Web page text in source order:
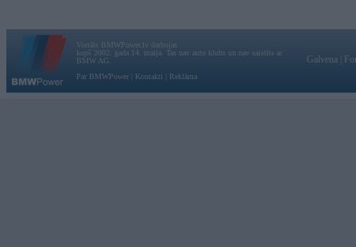
Vortāls BMWPower.lv darbojas
kopš 2002. gada 14. maija. Tas nav auto klubs un nav saistīts ar
BMW AG.
Par BMWPower
Kontakti Reklāma
Galvena